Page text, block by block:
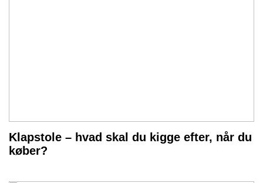
Klapstole – hvad skal du kigge efter, når du
køber?